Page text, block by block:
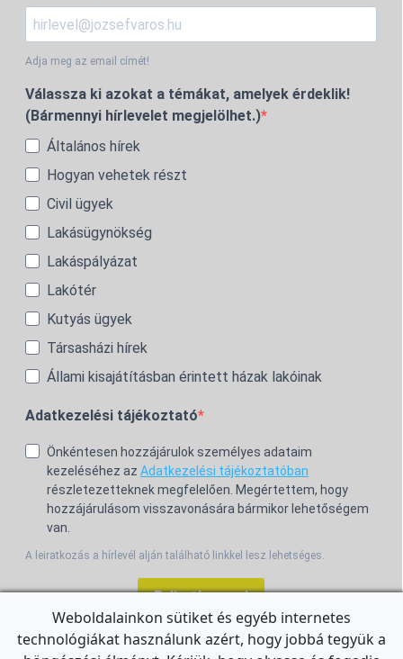
Adja meg az email címét!
Válassza ki azokat a témákat, amelyek érdeklik!
(Bármennyi hírlevelet megjelölhet.)
Általános hírek
Hogyan vehetek részt
Civil ügyek
Lakásügynökség
Lakáspályázat
Lakótér
Kutyás ügyek
Társasházi hírek
Állami kisajátításban érintett házak lakóinak
Adatkezelési tájékoztató
Önkéntesen hozzájárulok személyes adataim
kezeléséhez az Adatkezelési tájékoztatóban
részletezetteknek megfelelően. Megértettem, hogy
hozzájárulásom visszavonására bármikor lehetőségem
van.
A leiratkozás a hírlevél alján található linkkel lesz lehetséges.
Feliratkozom!
Weboldalainkon sütiket és egyéb internetes
technológiákat használunk azért, hogy jobbá tegyük a